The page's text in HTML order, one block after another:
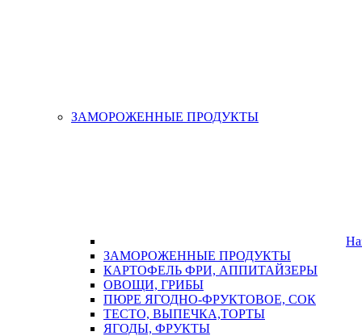
ЗАМОРОЖЕННЫЕ ПРОДУКТЫ
ЗАМОРОЖЕННЫЕ ПРОДУКТЫ
КАРТОФЕЛЬ ФРИ, АППИТАЙЗЕРЫ
ОВОЩИ, ГРИБЫ
ПЮРЕ ЯГОДНО-ФРУКТОВОЕ, СОК
ТЕСТО, ВЫПЕЧКА,ТОРТЫ
ЯГОДЫ, ФРУКТЫ